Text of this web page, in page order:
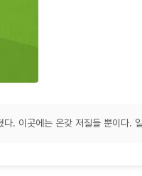
다. 이곳에는 온갖 저질들 뿐이다.